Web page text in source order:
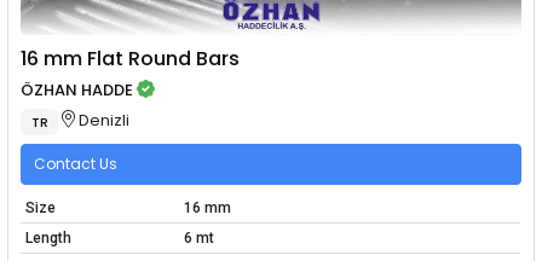
16 mm Flat Round Bars
ÖZHAN HADDE
TR Denizli
Contact Us
Size
16 mm
Length
6 mt